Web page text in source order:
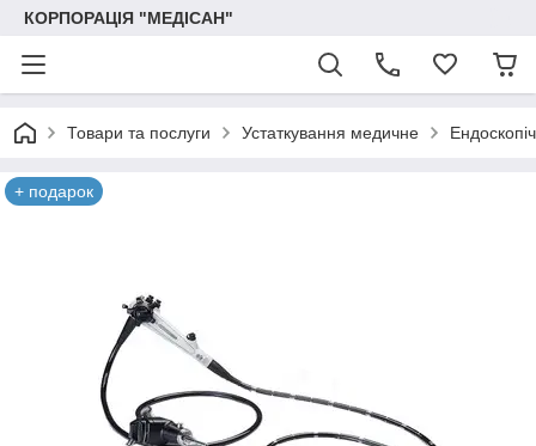
КОРПОРАЦІЯ "МЕДІСАН"
Товари та послуги Устаткування медичне
+ подарок